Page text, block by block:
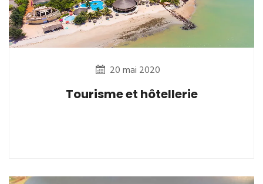
20 mai 2020
Tourisme et hôtellerie